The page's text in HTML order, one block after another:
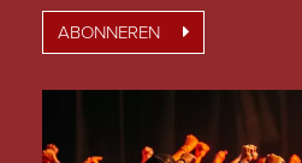
ABONNEREN